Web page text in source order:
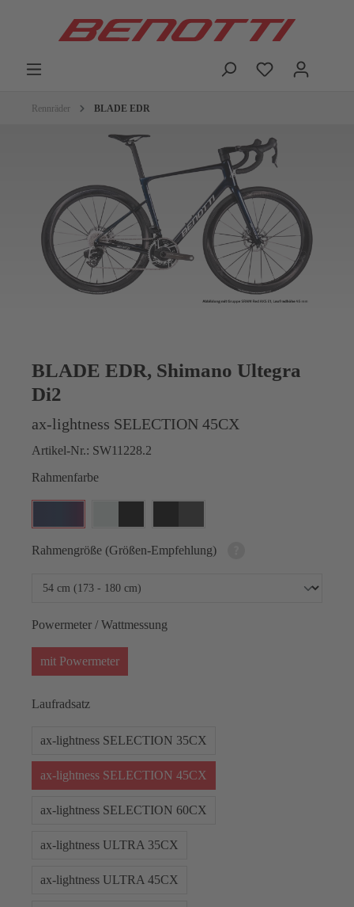
Rennräder BLADE EDR
BLADE EDR, Shimano Ultegra
Di2
ax-lightness SELECTION 45CX
Artikel-Nr.: SW11228.2
Rahmenfarbe
Rahmengröße (Größen-Empfehlung)
Powermeter / Wattmessung
mit Powermeter
Laufradsatz
ax-lightness SELECTION 35CX
ax-lightness SELECTION 45CX
ax-lightness SELECTION 60CX
ax-lightness ULTRA 35CX
ax-lightness ULTRA 45CX